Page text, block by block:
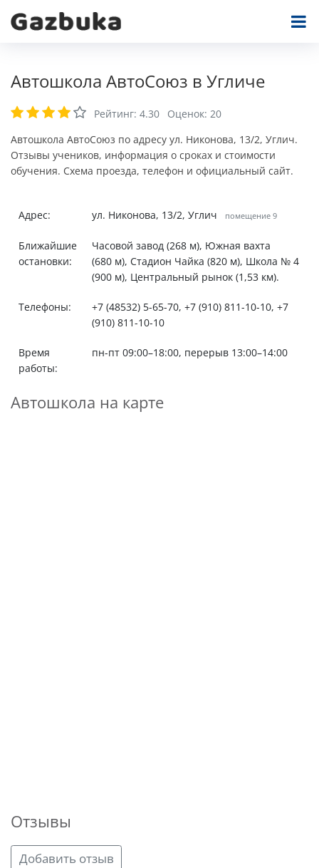
Автошкола АвтоСоюз в Угличе
Рейтинг: 4.30 Оценок: 20
Автошкола АвтоСоюз по адресу ул. Никонова, 13/2, Углич.
Отзывы учеников, информация о сроках и стоимости
обучения. Схема проезда, телефон и официальный сайт.
Адрес: ул. Никонова, 13/2, Углич помещение 9
Ближайшие
остановки:
Часовой завод (268 м), Южная вахта
(680 м), Стадион Чайка (820 м), Школа № 4
(900 м), Центральный рынок (1,53 км).
Телефоны:
+7 (48532) 5-65-70, +7 (910) 811-10-10, +7
(910) 811-10-10
Время
работы:
пн-пт 09:00–18:00, перерыв 13:00–14:00
Автошкола на карте
Отзывы
Добавить отзыв